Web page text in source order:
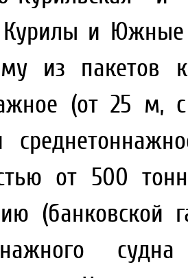
и Южные
из пакетов
(от 25 м,
от 500